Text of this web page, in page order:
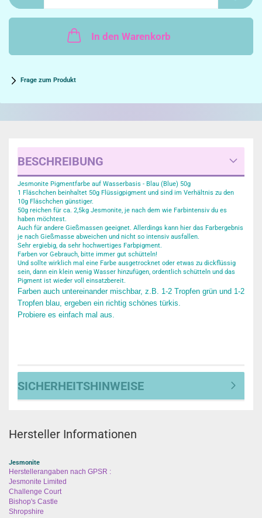
In den Warenkorb
Frage zum Produkt
BESCHREIBUNG
Jesmonite Pigmentfarbe auf Wasserbasis - Blau (Blue) 50g
1 Fläschchen beinhaltet 50g Flüssigpigment und sind im Verhältnis zu den
10g Fläschchen günstiger.
50g reichen für ca. 2,5kg Jesmonite, je nach dem wie Farbintensiv du es
haben möchtest.
Auch für andere Gießmassen geeignet. Allerdings kann hier das Farbergebnis
je nach Gießmasse abweichen und nicht so intensiv ausfallen.
Sehr ergiebig, da sehr hochwertiges Farbpigment.
Farben vor Gebrauch, bitte immer gut schütteln!
Und sollte wirklich mal eine Farbe ausgetrocknet oder etwas zu dickflüssig
sein, dann ein klein wenig Wasser hinzufügen, ordentlich schütteln und das
Pigment ist wieder voll einsatzbereit.
Farben auch untereinander mischbar, z.B. 1-2 Tropfen grün und 1-2
Tropfen blau, ergeben ein richtig schönes türkis.
Probiere es einfach mal aus.
SICHERHEITSHINWEISE
Hersteller Informationen
Jesmonite
Herstellerangaben nach GPSR :
Jesmonite Limited
Challenge Court
Bishop's Castle
Shropshire